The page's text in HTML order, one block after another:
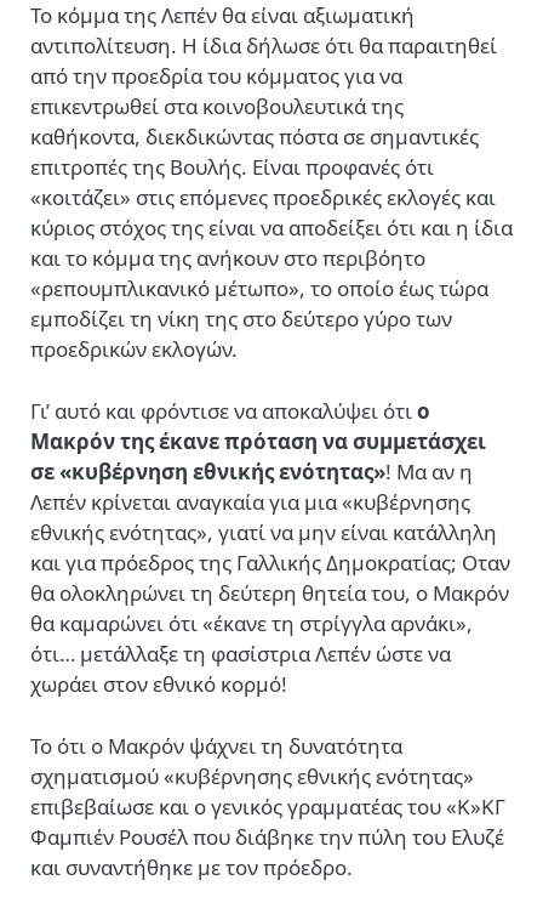
Το κόμμα της Λεπέν θα είναι αξιωματική
αντιπολίτευση. Η ίδια δήλωσε ότι θα παραιτηθεί
από την προεδρία του κόμματος για να
επικεντρωθεί στα κοινοβουλευτικά της
καθήκοντα, διεκδικώντας πόστα σε σημαντικές
επιτροπές της Βουλής. Είναι προφανές ότι
«κοιτάζει» στις επόμενες προεδρικές εκλογές και
κύριος στόχος της είναι να αποδείξει ότι και η ίδια
και το κόμμα της ανήκουν στο περιβόητο
«ρεπουμπλικανικό μέτωπο», το οποίο έως τώρα
εμποδίζει τη νίκη της στο δεύτερο γύρο των
προεδρικών εκλογών.
Γι’ αυτό και φρόντισε να αποκαλύψει ότιο
Μακρόν της έκανε πρόταση να συμμετάσχει
σε«κυβέρνηση εθνικής ενότητας»! Μα αν η
Λεπέν κρίνεται αναγκαία για μια «κυβέρνησης
εθνικής ενότητας», γιατί να μην είναι κατάλληλη
και για πρόεδρος της Γαλλικής Δημοκρατίας; Οταν
θα ολοκληρώνει τη δεύτερη θητεία του, ο Μακρόν
θα καμαρώνει ότι «έκανε τη στρίγγλα αρνάκι»,
ότι… μετάλλαξε τη φασίστρια Λεπέν ώστε να
χωράει στον εθνικό κορμό!
Το ότι ο Μακρόν ψάχνει τη δυνατότητα
σχηματισμού «κυβέρνησης εθνικής ενότητας»
επιβεβαίωσε και ο γενικός γραμματέας του «Κ»ΚΓ
Φαμπιέν Ρουσέλ που διάβηκε την πύλη του Ελυζέ
και συναντήθηκε με τον πρόεδρο.